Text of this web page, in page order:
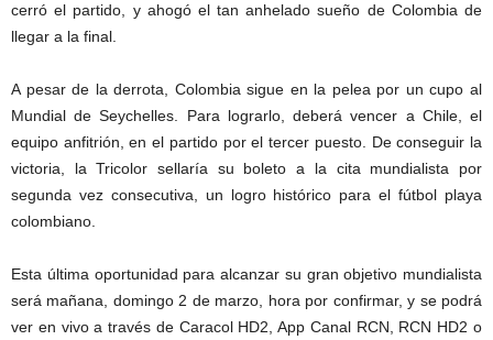
cerró el partido, y ahogó el tan anhelado sueño de Colombia de
llegar a la final.
A pesar de la derrota, Colombia sigue en la pelea por un cupo al
Mundial de Seychelles. Para lograrlo, deberá vencer a Chile, el
equipo anfitrión, en el partido por el tercer puesto. De conseguir la
victoria, la Tricolor sellaría su boleto a la cita mundialista por
segunda vez consecutiva, un logro histórico para el fútbol playa
colombiano.
Esta última oportunidad para alcanzar su gran objetivo mundialista
será mañana, domingo 2 de marzo, hora por confirmar, y se podrá
ver en vivo a través de Caracol HD2, App Canal RCN, RCN HD2 o